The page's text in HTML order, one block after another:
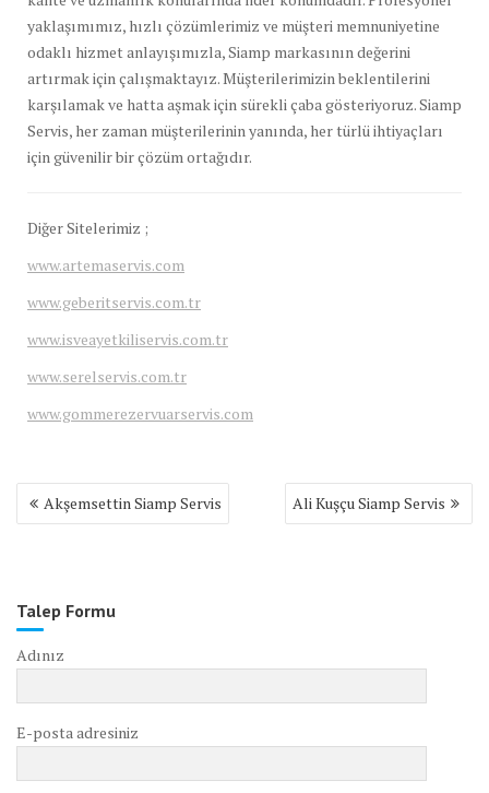
yaklaşımımız, hızlı çözümlerimiz ve müşteri memnuniyetine
odaklı hizmet anlayışımızla, Siamp markasının değerini
artırmak için çalışmaktayız. Müşterilerimizin beklentilerini
karşılamak ve hatta aşmak için sürekli çaba gösteriyoruz. Siamp
Servis, her zaman müşterilerinin yanında, her türlü ihtiyaçları
için güvenilir bir çözüm ortağıdır.
Diğer Sitelerimiz ;
www.artemaservis.com
www.geberitservis.com.tr
www.isveayetkiliservis.com.tr
www.serelservis.com.tr
www.gommerezervuarservis.com
Yazı
gezinmesi
Akşemsettin Siamp Servis Ali Kuşçu Siamp Servis
Talep Formu
Adınız
E-posta adresiniz